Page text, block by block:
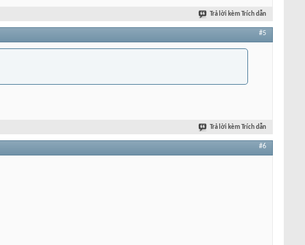
Trả lời kèm Trích dẫn
#5
Trả lời kèm Trích dẫn
#6